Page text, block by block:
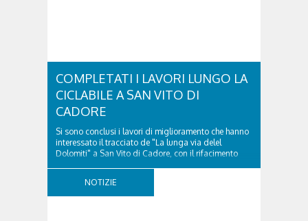
COMPLETATI I LAVORI LUNGO LA
CICLABILE A SAN VITO DI
CADORE
Si sono conclusi i lavori di miglioramento che hanno
interessato il tracciato de "La lunga via delel
Dolomiti" a San Vito di Cadore, con il rifacimento
appositi dissuasori in corrispondenza...
NOTIZIE